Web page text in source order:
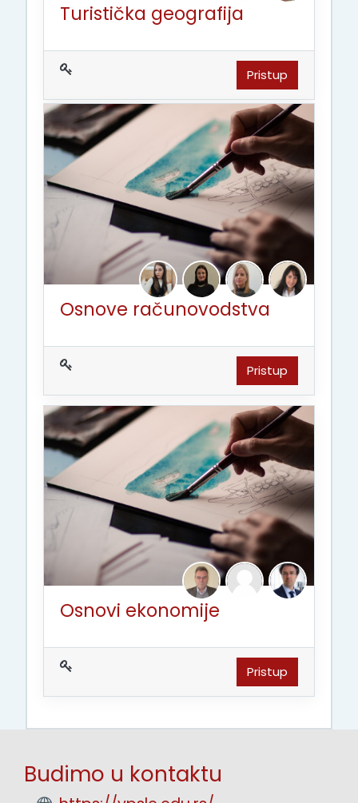
Turistička geografija
Pristup
Osnove računovodstva
Pristup
Osnovi ekonomije
Pristup
Budimo u kontaktu